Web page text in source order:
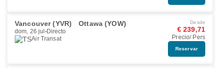
Vancouver (YVR) Ottawa (YOW)
dom, 26 jul Directo
Air Transat
Desde
€ 239,71
Precio/ Pers
Reservar